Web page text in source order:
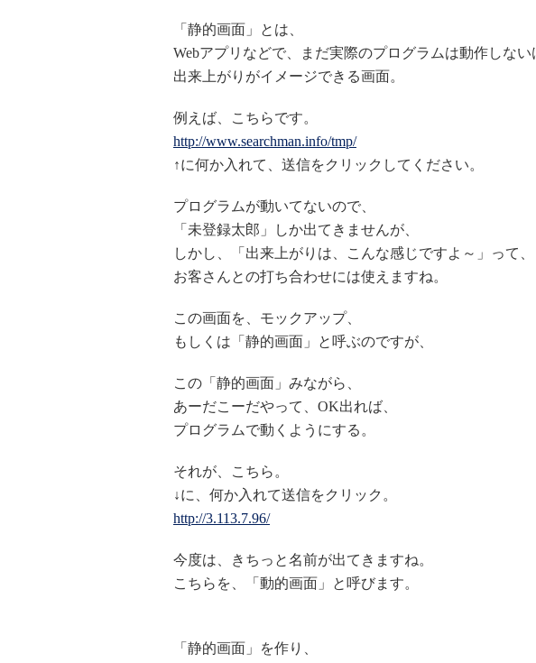
「静的画面」とは、
Webアプリなどで、まだ実際のプログラムは動作しない
出来上がりがイメージできる画面。
例えば、こちらです。
http://www.searchman.info/tmp/
↑に何か入れて、送信をクリックしてください。
プログラムが動いてないので、
「未登録太郎」しか出てきませんが、
しかし、「出来上がりは、こんな感じですよ～」って、
お客さんとの打ち合わせには使えますね。
この画面を、モックアップ、
もしくは「静的画面」と呼ぶのですが、
この「静的画面」みながら、
あーだこーだやって、OK出れば、
プログラムで動くようにする。
それが、こちら。
↓に、何か入れて送信をクリック。
http://3.113.7.96/
今度は、きちっと名前が出てきますね。
こちらを、「動的画面」と呼びます。
「静的画面」を作り、